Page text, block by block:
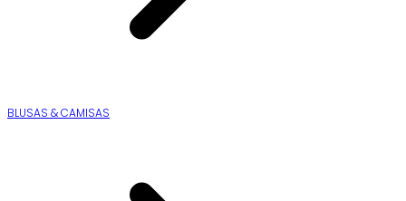
BLUSAS & CAMISAS